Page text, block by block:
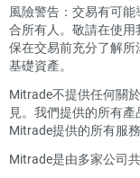
風險警告：交易有可
合所有人。敬請在使
保在交易前充分了解
基礎資產。
Mitrade不提供任何關
見。我們提供的所有
Mitrade提供的所有服
Mitrade是由多家公司